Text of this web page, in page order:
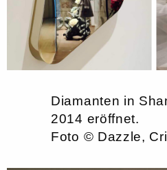
Diamanten in
2014 eröffnet.
Foto © Dazzle,